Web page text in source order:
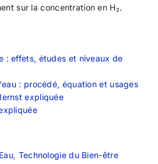
sur la concentration en H₂.
: effets, études et niveaux de
: procédé, équation et usages
expliquée
, Technologie du Bien-être